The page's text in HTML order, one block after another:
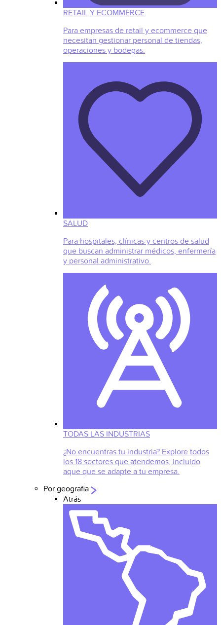
RETAIL Y ECOMMERCE
Para empresas de retail y ecommerce que
necesitan gestionar personal de tiendas,
operaciones y bodegas.
SALUD
Para hospitales, clínicas y centros de salud
que buscan administrar médicos, enfermería
y personal administrativo.
TODAS LAS INDUSTRIAS
¿No encuentras tu industria? Explore todos
los 18 sectores que atendemos, incluido
aque que se adapte a tu empresa.
Por geografia
Atrás